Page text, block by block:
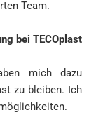
Team.
bei TECOplast
mich dazu
zu bleiben. Ich